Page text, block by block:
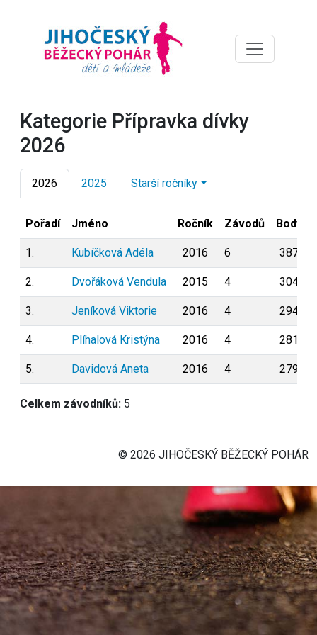
Kategorie Přípravka dívky
2026
2026 2025 Starší ročníky
Pořadí Jméno Ročník Závodů Body
1. Kubíčková Adéla 2016 6 387
2. Dvořáková Vendula 2015 4 304
3. Jeníková Viktorie 2016 4 294
4. Plíhalová Kristýna 2016 4 281
5. Davidová Aneta 2016 4 279
Celkem závodníků: 5
© 2026 JIHOČESKÝ BĚŽECKÝ POHÁR